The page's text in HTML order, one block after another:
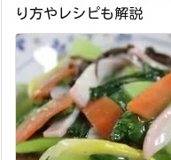
り方やレシピも解説